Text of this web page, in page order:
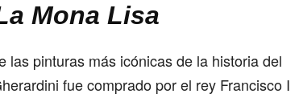
Mona Lisa
las pinturas más icónicas de la historia del
fue comprado por el rey Francisco I